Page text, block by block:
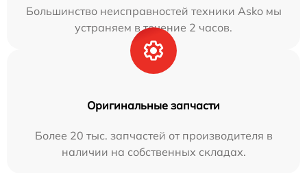
Большинство неисправностей техники Asko мы
устраняем в течение 2 часов.
Оригинальные запчасти
Более 20 тыс. запчастей от производителя в
наличии на собственных складах.